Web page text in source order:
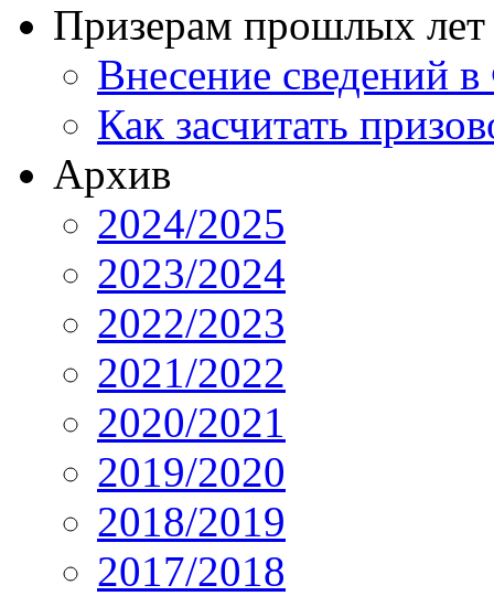
Призерам прошлых лет
Внесение
Как засчитать
Архив
2024/2025
2023/2024
2022/2023
2021/2022
2020/2021
2019/2020
2018/2019
2017/2018